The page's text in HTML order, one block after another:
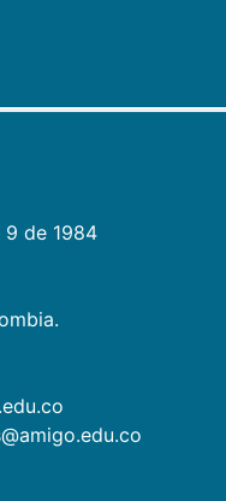
9 de 1984